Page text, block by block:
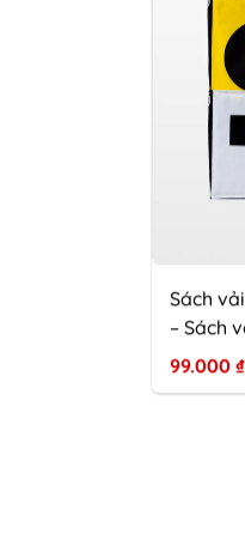
Sách
– Sách
99.000 ₫